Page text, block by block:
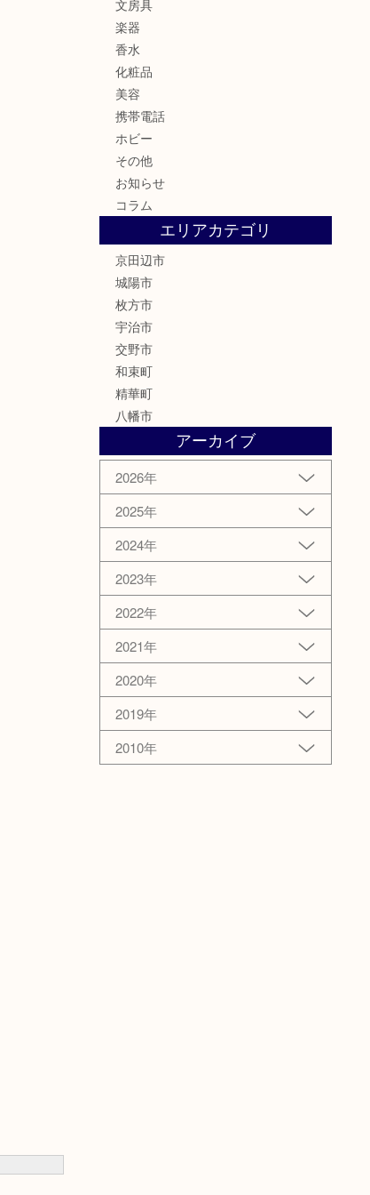
文房具
楽器
香水
化粧品
美容
携帯電話
ホビー
その他
お知らせ
コラム
エリアカテゴリ
京田辺市
城陽市
枚方市
宇治市
交野市
和束町
精華町
八幡市
アーカイブ
2026年
2025年
2024年
2023年
2022年
2021年
2020年
2019年
2010年